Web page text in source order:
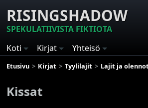
RISINGSHADOW
SPEKULATIIVISTA FIKTIOTA
Koti
Kirjat Yhteisö
Etusivu Kirjat Tyylilajit Lajit ja
Kissat